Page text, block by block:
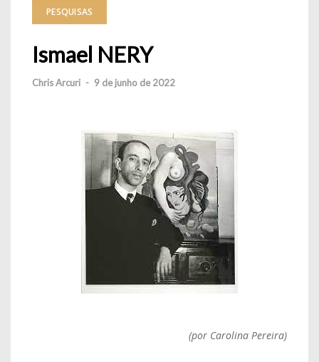
PESQUISAS
Ismael NERY
Chris Arcuri - 9 de junho de 2022
(por Carolina Pereira)